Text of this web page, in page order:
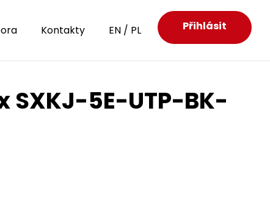
Kontakty EN / PL Přihlásit
SXKJ-5E-UTP-BK-